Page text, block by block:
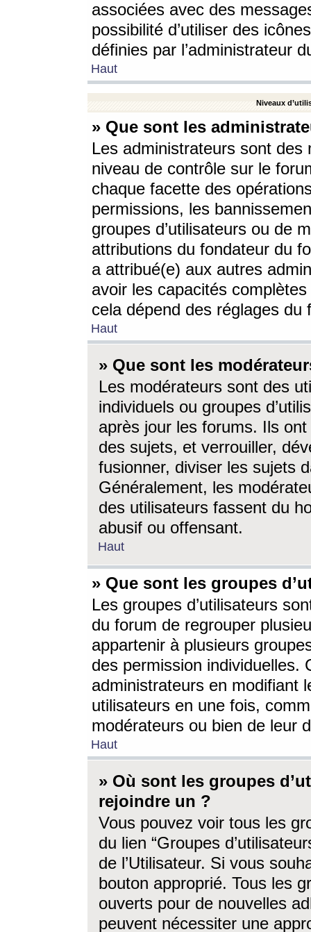
associées avec des
possibilité d’utiliser des
définies par l’administrateur
Haut
Niveaux
» Que sont les
Les administrateurs sont
niveau de contrôle sur le
chaque facette des
permissions, les
groupes d’utilisateurs ou de
attributions du fondateur du
a attribué(e) aux autres
avoir les capacités
cela dépend des réglages du
Haut
» Que sont les
Les modérateurs sont des
individuels ou groupes
après jour les forums. Ils ont
des sujets, et verrouiller,
fusionner, diviser les sujets
Généralement, les
des utilisateurs fassent du
abusif ou offensant.
Haut
» Que sont les groupes
Les groupes d’utilisateurs
du forum de regrouper
appartenir à plusieurs
des permission individuelles.
administrateurs en modifiant
utilisateurs en une fois,
modérateurs ou bien de leur
Haut
» Où sont les groupes
rejoindre un ?
Vous pouvez voir tous les
du lien “Groupes
de l’Utilisateur. Si vous
bouton approprié. Tous les
ouverts pour de nouvelles
peuvent nécessiter une